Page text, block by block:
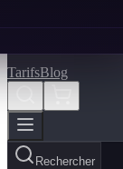
TarifsBlog
Rechercher